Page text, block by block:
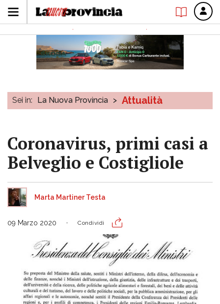
Sei in: La Nuova Provincia > Attualità
Coronavirus, primi casi a
Belveglio e Costigliole
Marta Martiner Testa
09 Marzo 2020 Condividi